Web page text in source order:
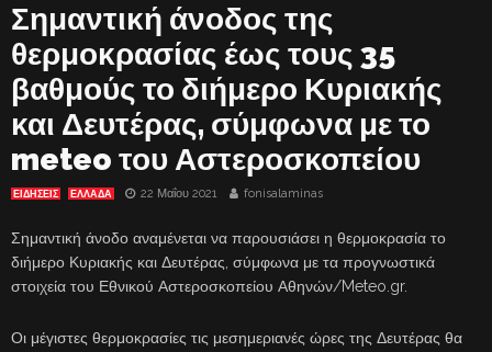
Σημαντική άνοδος της
θερμοκρασίας έως τους 35
βαθμούς το διήμερο Κυριακής
και Δευτέρας, σύμφωνα με το
meteo του Αστεροσκοπείου
ΕΙΔΗΣΕΙΣ ΕΛΛΑΔΑ 22 Μαΐου 2021 fonisalaminas
Σημαντική άνοδο αναμένεται να παρουσιάσει η θερμοκρασία το
διήμερο Κυριακής και Δευτέρας, σύμφωνα με τα προγνωστικά
στοιχεία του Εθνικού Αστεροσκοπείου Αθηνών/Meteo.gr.
Οι μέγιστες θερμοκρασίες τις μεσημεριανές ώρες της Δευτέρας θα